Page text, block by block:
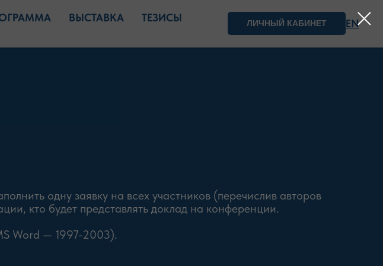
ВЫСТАВКА
ТЕЗИСЫ
ЛИЧНЫЙ КАБИНЕТ EN
одну заявку на всех участников (перечислив авторов
кто будет представлять доклад на конференции.
Word — 1997-2003).